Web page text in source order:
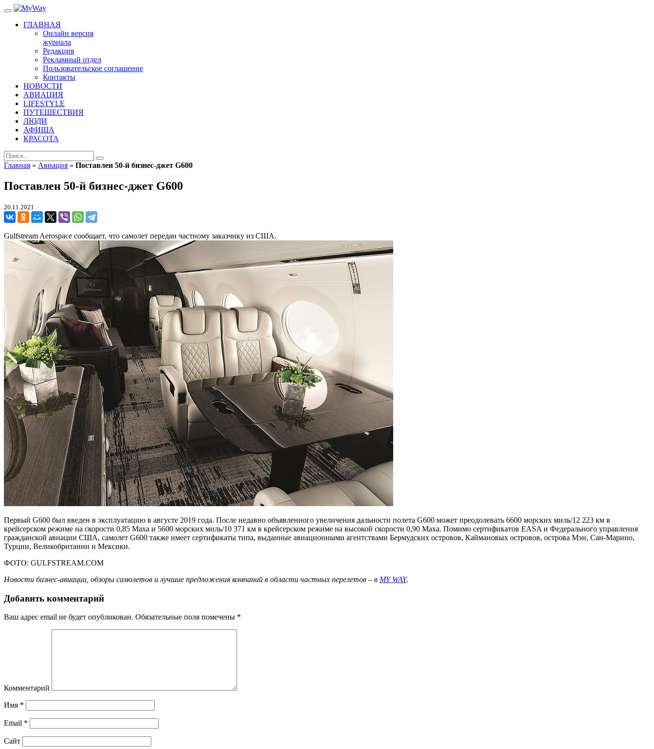
ГЛАВНАЯ
Онлайн версия
журнала
Редакция
Рекламный отдел
Пользовательское соглашение
Контакты
НОВОСТИ
АВИАЦИЯ
LIFESTYLE
ПУТЕШЕСТВИЯ
ЛЮДИ
АФИША
КРАСОТА
Главная » Авиация » Поставлен 50-й бизнес-джет G600
Поставлен 50-й бизнес-джет G600
20.11.2021
Gulfstream Aerospace сообщает, что самолет передан частному заказчику из США.
Первый G600 был введен в эксплуатацию в августе 2019 года. После недавно объявленного увеличения дальности полета G600 может преодолевать 6600 морских миль/12 223 км в
крейсерском режиме на скорости 0,85 Маха и 5600 морских миль/10 371 км в крейсерском режиме на высокой скорости 0,90 Маха. Помимо сертификатов EASA и Федерального управления
гражданской авиации США, самолет G600 также имеет сертификаты типа, выданные авиационными агентствами Бермудских островов, Каймановых островов, острова Мэн, Сан-Марино,
Турции, Великобритании и Мексики.
ФОТО: GULFSTREAM.COM
Новости бизнес-авиации, обзоры самолетов и лучшие предложения компаний в области частных перелетов – в MY WAY.
Добавить комментарий
Ваш адрес email не будет опубликован. Обязательные поля помечены *
Комментарий
Имя *
Email *
Сайт